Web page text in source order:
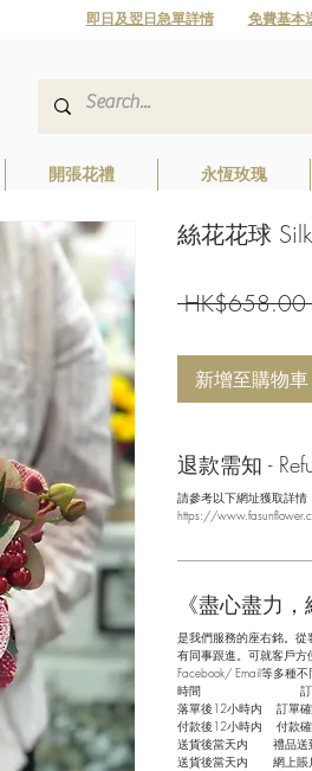
即日及翌日急單詳情 免費基本
開張花禮 永恆玫瑰
絲花花球
HK$658.00
新增至購物車
退款需知 -
請參考以下網址獲取詳情
https://
《盡心盡力，
是我們服務的座右銘。
有同事跟進。可就客戶
Facebook/ Email等多種不
時間 訂單
落單後12小時内 訂單確
付款後12小時内 付款確
送貨後當天内 禮品送
送貨後當天内 網上賬